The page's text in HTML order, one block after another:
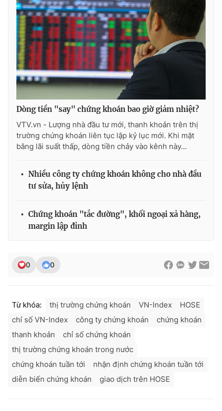
Dòng tiền "say" chứng khoán bao giờ giảm nhiệt?
VTV.vn - Lượng nhà đầu tư mới, thanh khoản trên thị
trường chứng khoán liên tục lập kỷ lục mới. Khi mặt
bằng lãi suất thấp, dòng tiền chảy vào kênh này...
Nhiều công ty chứng khoán không cho nhà đầu
tư sửa, hủy lệnh
Chứng khoán "tắc đường", khối ngoại xả hàng,
margin lập đỉnh
0 0
Từ khóa: thị trường chứng khoán VN-Index
HOSE
chỉ số VN-Index
công ty chứng khoán
chứng khoán
thanh khoản
chỉ số chứng khoán
thị trường chứng khoán trong nước
chứng khoán tuần tới
nhận định chứng khoán tuần tới
diễn biến chứng khoán
giao dịch trên HOSE